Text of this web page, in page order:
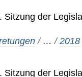
Sitzung der
/ …/2018
Sitzung der